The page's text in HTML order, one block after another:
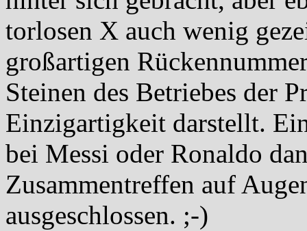
torlosen X auch wenig
großartigen
Steinen des Betriebes der
Einzigartigkeit darstellt.
bei Messi oder Ronaldo
Zusammentreffen auf
ausgeschlossen. ;-)